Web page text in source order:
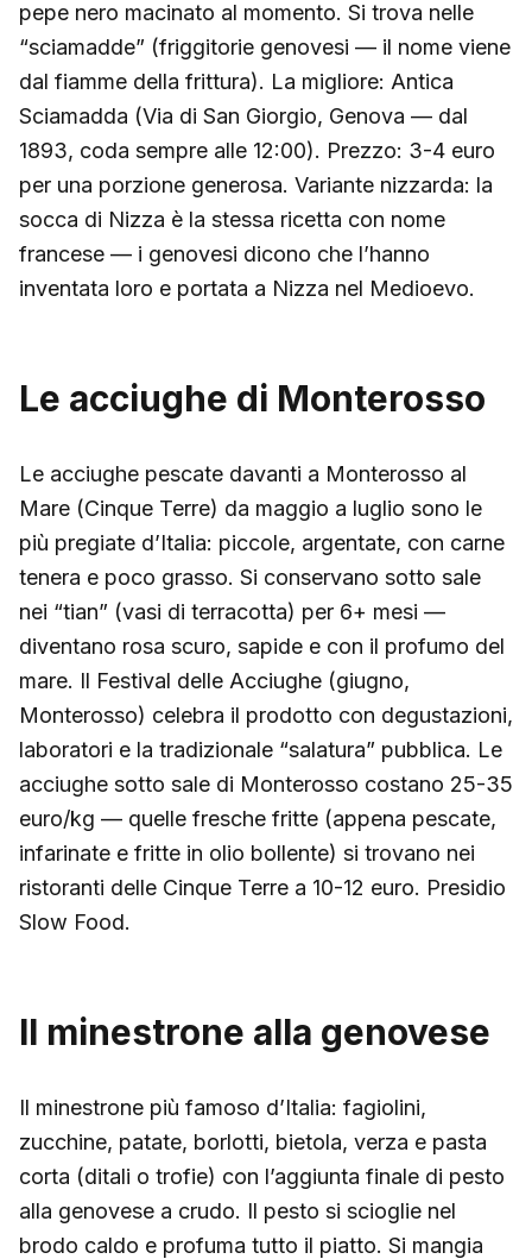
pepe nero macinato al momento. Si trova nelle
“sciamadde” (friggitorie genovesi — il nome viene
dal fiamme della frittura). La migliore: Antica
Sciamadda (Via di San Giorgio, Genova — dal
1893, coda sempre alle 12:00). Prezzo: 3-4 euro
per una porzione generosa. Variante nizzarda: la
socca di Nizza è la stessa ricetta con nome
francese — i genovesi dicono che l’hanno
inventata loro e portata a Nizza nel Medioevo.
Le acciughe di Monterosso
Le acciughe pescate davanti a Monterosso al
Mare (Cinque Terre) da maggio a luglio sono le
più pregiate d’Italia: piccole, argentate, con carne
tenera e poco grasso. Si conservano sotto sale
nei “tian” (vasi di terracotta) per 6+ mesi —
diventano rosa scuro, sapide e con il profumo del
mare. Il Festival delle Acciughe (giugno,
Monterosso) celebra il prodotto con degustazioni,
laboratori e la tradizionale “salatura” pubblica. Le
acciughe sotto sale di Monterosso costano 25-35
euro/kg — quelle fresche fritte (appena pescate,
infarinate e fritte in olio bollente) si trovano nei
ristoranti delle Cinque Terre a 10-12 euro. Presidio
Slow Food.
Il minestrone alla genovese
Il minestrone più famoso d’Italia: fagiolini,
zucchine, patate, borlotti, bietola, verza e pasta
corta (ditali o trofie) con l’aggiunta finale di pesto
alla genovese a crudo. Il pesto si scioglie nel
brodo caldo e profuma tutto il piatto. Si mangia